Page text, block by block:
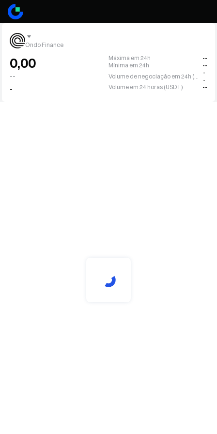
Ondo Finance
0,00
--
-
Máxima em 24h
--
Mínima em 24h
--
-
-
Volume em 24 horas (USDT)
--